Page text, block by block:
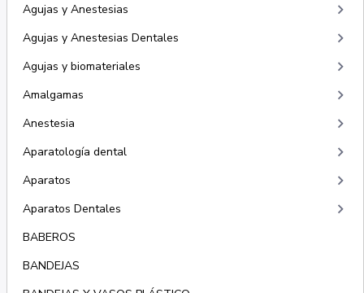
Agujas y Anestesias keyboard_arrow_right
Agujas y Anestesias Dentales keyboard_arrow_right
Agujas y biomateriales keyboard_arrow_right
Amalgamas keyboard_arrow_right
Anestesia keyboard_arrow_right
Aparatología dental keyboard_arrow_right
Aparatos keyboard_arrow_right
Aparatos Dentales keyboard_arrow_right
BABEROS
BANDEJAS